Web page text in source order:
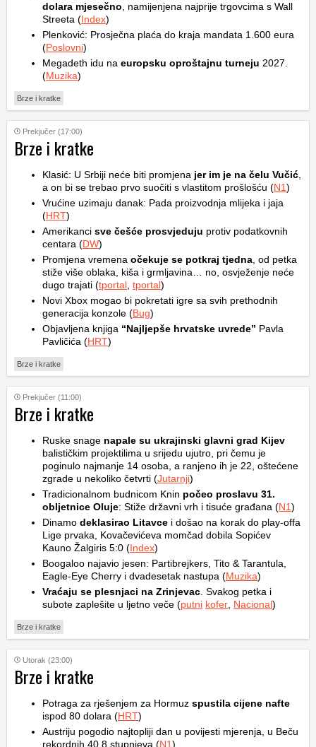
dolara mjesečno , namijenjena najprije trgovcima s Wall
Streeta (Index)
Plenković: Prosječna plaća do kraja mandata 1.600 eura
(Poslovni)
Megadeth idu na europsku oproštajnu turneju 2027.
(Muzika)
Brze i kratke
Prekjučer (17:00)
Brze i kratke
Klasić: U Srbiji neće biti promjena jer im je na čelu Vučić
a on bi se trebao prvo suočiti s vlastitom prošlošću (N1)
Vrućine uzimaju danak: Pada proizvodnja mlijeka i jaja
(HRT)
Amerikanci sve češće prosvjeduju protiv podatkovnih
centara (DW)
Promjena vremena očekuje se potkraj tjedna , od petka
stiže više oblaka, kiša i grmljavina… no, osvježenje neće
dugo trajati (tportal tportal)
Novi Xbox mogao bi pokretati igre sa svih prethodnih
generacija konzole (Bug)
Objavljena knjiga “Najljepše hrvatske uvrede” Pavla
Pavličića (HRT)
Brze i kratke
Prekjučer (11:00)
Brze i kratke
Ruske snage napale su ukrajinski glavni grad Kijev
balističkim projektilima u srijedu ujutro, pri čemu je
poginulo najmanje 14 osoba, a ranjeno ih je 22, oštećene
zgrade u nekoliko četvrti (Jutarnji)
Tradicionalnom budnicom Knin počeo proslavu 31.
obljetnice Oluje: Stiže državni vrh i tisuće građana (N1)
Dinamo deklasirao Litavce i došao na korak do play-offa
Lige prvaka, Kovačevićeva momčad dobila Sopićev
Kauno Žalgiris 5:0 (Index)
Boogaloo najavio jesen: Partibrejkers, Tito & Tarantula,
Eagle-Eye Cherry i dvadesetak nastupa (Muzika)
Vraćaju se plesnjaci na Zrinjevac . Svakog petka i
subote zaplešite u ljetno veče (putni kofer Nacional)
Brze i kratke
Utorak (23:00)
Brze i kratke
Potraga za rješenjem za Hormuz spustila cijene nafte
ispod 80 dolara (HRT)
Austriju pogodio najtopliji dan u povijesti mjerenja, u Beču
rekordnih 40,8 stupnjeva (N1)